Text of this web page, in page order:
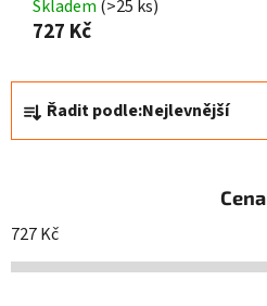
Skladem (>25 ks)
727 Kč
Ř
a
z
í
p
Řadit podle:Nejlevnější
Cena
727Kč